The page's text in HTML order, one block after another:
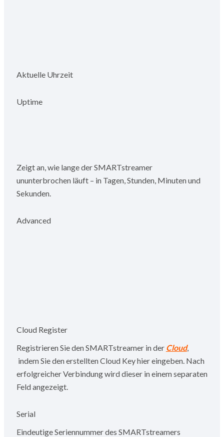
Aktuelle Uhrzeit
Uptime
Zeigt an, wie lange der SMARTstreamer
ununterbrochen läuft – in Tagen, Stunden, Minuten und
Sekunden.
Advanced
Cloud Register
Registrieren Sie den SMARTstreamer in der Cloud,
indem Sie den erstellten Cloud Key hier eingeben. Nach
erfolgreicher Verbindung wird dieser in einem separaten
Feld angezeigt.
Serial
Eindeutige Seriennummer des SMARTstreamers